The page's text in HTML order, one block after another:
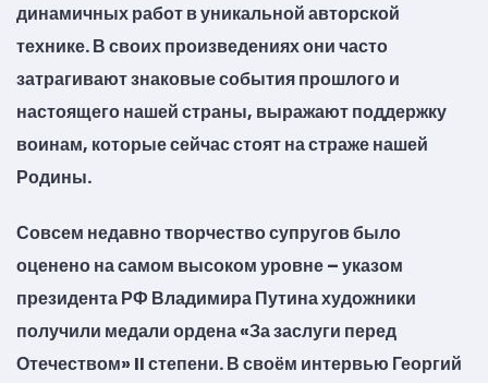
динамичных работ в уникальной авторской
технике. В своих произведениях они часто
затрагивают знаковые события прошлого и
настоящего нашей страны, выражают поддержку
воинам, которые сейчас стоят на страже нашей
Родины.
Совсем недавно творчество супругов было
оценено на самом высоком уровне – указом
президента РФ Владимира Путина художники
получили медали ордена «За заслуги перед
Отечеством» II степени. В своём интервью Георгий